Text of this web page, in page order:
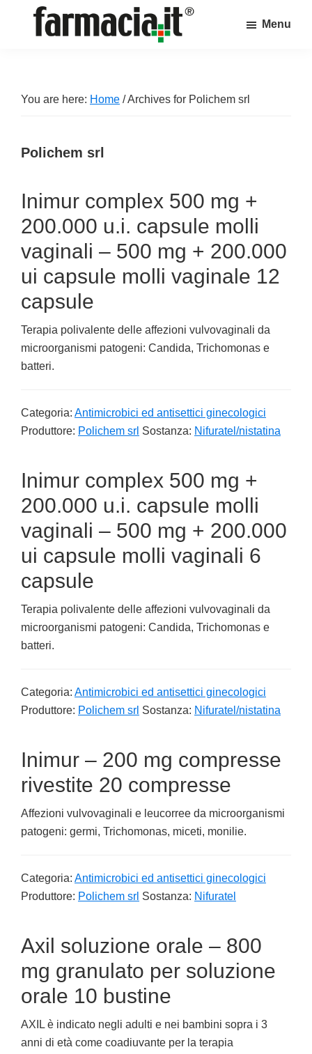
sul
farmacia
Menu
You are here: Home /Archives for Polichem srl
Polichem srl
Inimur complex 500 mg +
200.000 u.i. capsule molli
vaginali – 500 mg + 200.000
ui capsule molli vaginale 12
capsule
Terapia polivalente delle affezioni vulvovaginali da
microorganismi patogeni: Candida, Trichomonas e
batteri.
Categoria: Antimicrobici ed antisettici ginecologici
Produttore: Polichem srl Sostanza: Nifuratel/nistatina
Inimur complex 500 mg +
200.000 u.i. capsule molli
vaginali – 500 mg + 200.000
ui capsule molli vaginali 6
capsule
Terapia polivalente delle affezioni vulvovaginali da
microorganismi patogeni: Candida, Trichomonas e
batteri.
Categoria: Antimicrobici ed antisettici ginecologici
Produttore: Polichem srl Sostanza: Nifuratel/nistatina
Inimur – 200 mg compresse
rivestite 20 compresse
Affezioni vulvovaginali e leucorree da microorganismi
patogeni: germi, Trichomonas, miceti, monilie.
Categoria: Antimicrobici ed antisettici ginecologici
Produttore: Polichem srl Sostanza: Nifuratel
Axil soluzione orale – 800
mg granulato per soluzione
orale 10 bustine
AXIL è indicato negli adulti e nei bambini sopra i 3
anni di età come coadiuvante per la terapia